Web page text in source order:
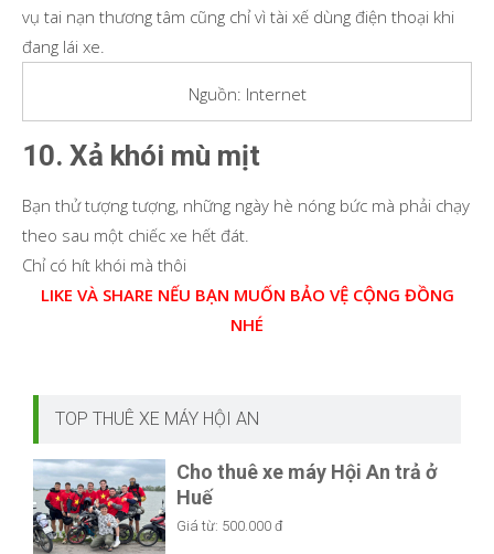
vụ tai nạn thương tâm cũng chỉ vì tài xế dùng điện thoại khi
đang lái xe.
Nguồn: Internet
10. Xả khói mù mịt
Bạn thử tượng tượng, những ngày hè nóng bức mà phải chạy
theo sau một chiếc xe hết đát.
Chỉ có hít khói mà thôi
LIKE VÀ SHARE NẾU BẠN MUỐN BẢO VỆ CỘNG ĐỒNG
NHÉ
TOP THUÊ XE MÁY HỘI AN
Cho thuê xe máy Hội An trả ở
Huế
Giá từ: 500.000 đ